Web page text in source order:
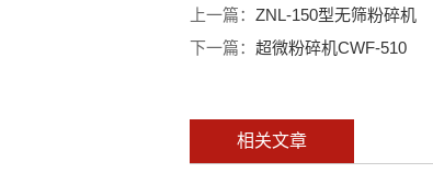
上一篇：ZNL-150型无筛粉碎机
下一篇：超微粉碎机CWF-510
相关文章